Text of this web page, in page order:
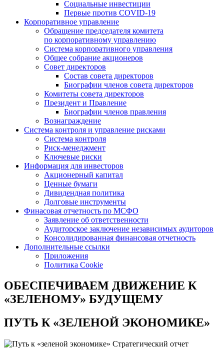
Социальные инвестиции
Первые против COVID‑19
Корпоративное управление
Обращение председателя комитета
по корпоративному управлению
Система корпоративного управления
Общее собрание акционеров
Совет директоров
Состав совета директоров
Биографии членов совета директоров
Комитеты совета директоров
Президент и Правление
Биографии членов правления
Вознаграждение
Система контроля и управление рисками
Система контроля
Риск-менеджмент
Ключевые риски
Информация для инвесторов
Акционерный капитал
Ценные бумаги
Дивидендная политика
Долговые инструменты
Финасовая отчетность по МСФО
Заявление об ответственности
Аудиторское заключение независимых аудиторов
Консолидированная финансовая отчетность
Дополнительные ссылки
Приложения
Политика Cookie
ОБЕСПЕЧИВАЕМ ДВИЖЕНИЕ К
«ЗЕЛЕНОМУ» БУДУЩЕМУ
ПУТЬ К«ЗЕЛЕНОЙ ЭКОНОМИКЕ»
Стратегический отчет